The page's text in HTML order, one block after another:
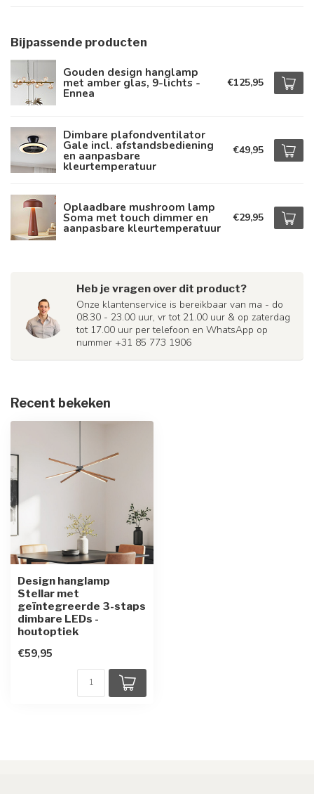
Bijpassende producten
Gouden design hanglamp
met amber glas, 9-lichts -
Ennea
€125,95
Dimbare plafondventilator
Gale incl. afstandsbediening
en aanpasbare
kleurtemperatuur
€49,95
Oplaadbare mushroom lamp
Soma met touch dimmer en
aanpasbare kleurtemperatuur
€29,95
Heb je vragen over dit product?
Onze klantenservice is bereikbaar van ma - do
08.30 - 23.00 uur, vr tot 21.00 uur & op zaterdag
tot 17.00 uur per telefoon en WhatsApp op
nummer +31 85 773 1906
Recent bekeken
Design hanglamp
Stellar met
geïntegreerde 3-staps
dimbare LEDs -
houtoptiek
€59,95